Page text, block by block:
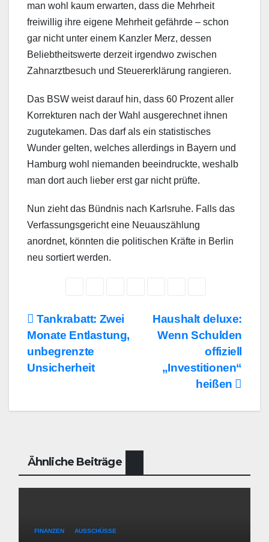
man wohl kaum erwarten, dass die Mehrheit
freiwillig ihre eigene Mehrheit gefährde – schon
gar nicht unter einem Kanzler Merz, dessen
Beliebtheitswerte derzeit irgendwo zwischen
Zahnarztbesuch und Steuererklärung rangieren.
Das BSW weist darauf hin, dass 60 Prozent aller
Korrekturen nach der Wahl ausgerechnet ihnen
zugutekamen. Das darf als ein statistisches
Wunder gelten, welches allerdings in Bayern und
Hamburg wohl niemanden beeindruckte, weshalb
man dort auch lieber erst gar nicht prüfte.
Nun zieht das Bündnis nach Karlsruhe. Falls das
Verfassungsgericht eine Neuauszählung
anordnet, könnten die politischen Kräfte in Berlin
neu sortiert werden.
Beitragsnavigation
Haushalt deluxe:
Wenn Schulden
offiziell
„Investitionen“
heißen
Tankrabatt: Zwei
Monate Entlastung,
unbegrenzte
Unsicherheit
Ähnliche Beiträge
FINANZEN AUSSCHÜSSE